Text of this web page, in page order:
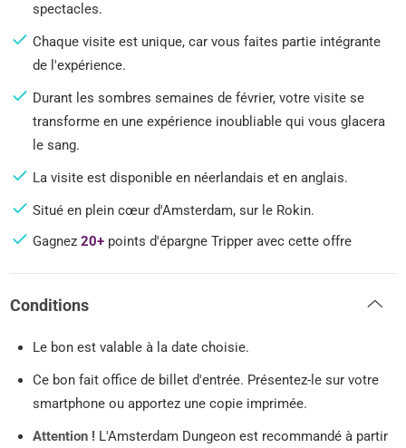
spectacles.
Chaque visite est unique, car vous faites partie intégrante
de l'expérience.
Durant les sombres semaines de février, votre visite se
transforme en une expérience inoubliable qui vous glacera
le sang.
La visite est disponible en néerlandais et en anglais.
Situé en plein cœur d'Amsterdam, sur le Rokin.
Gagnez20+ points d'épargne Tripper avec cette offre
Conditions
Le bon est valable à la date choisie.
Ce bon fait office de billet d'entrée. Présentez-le sur votre
smartphone ou apportez une copie imprimée.
Attention ! L'Amsterdam Dungeon est recommandé à partir